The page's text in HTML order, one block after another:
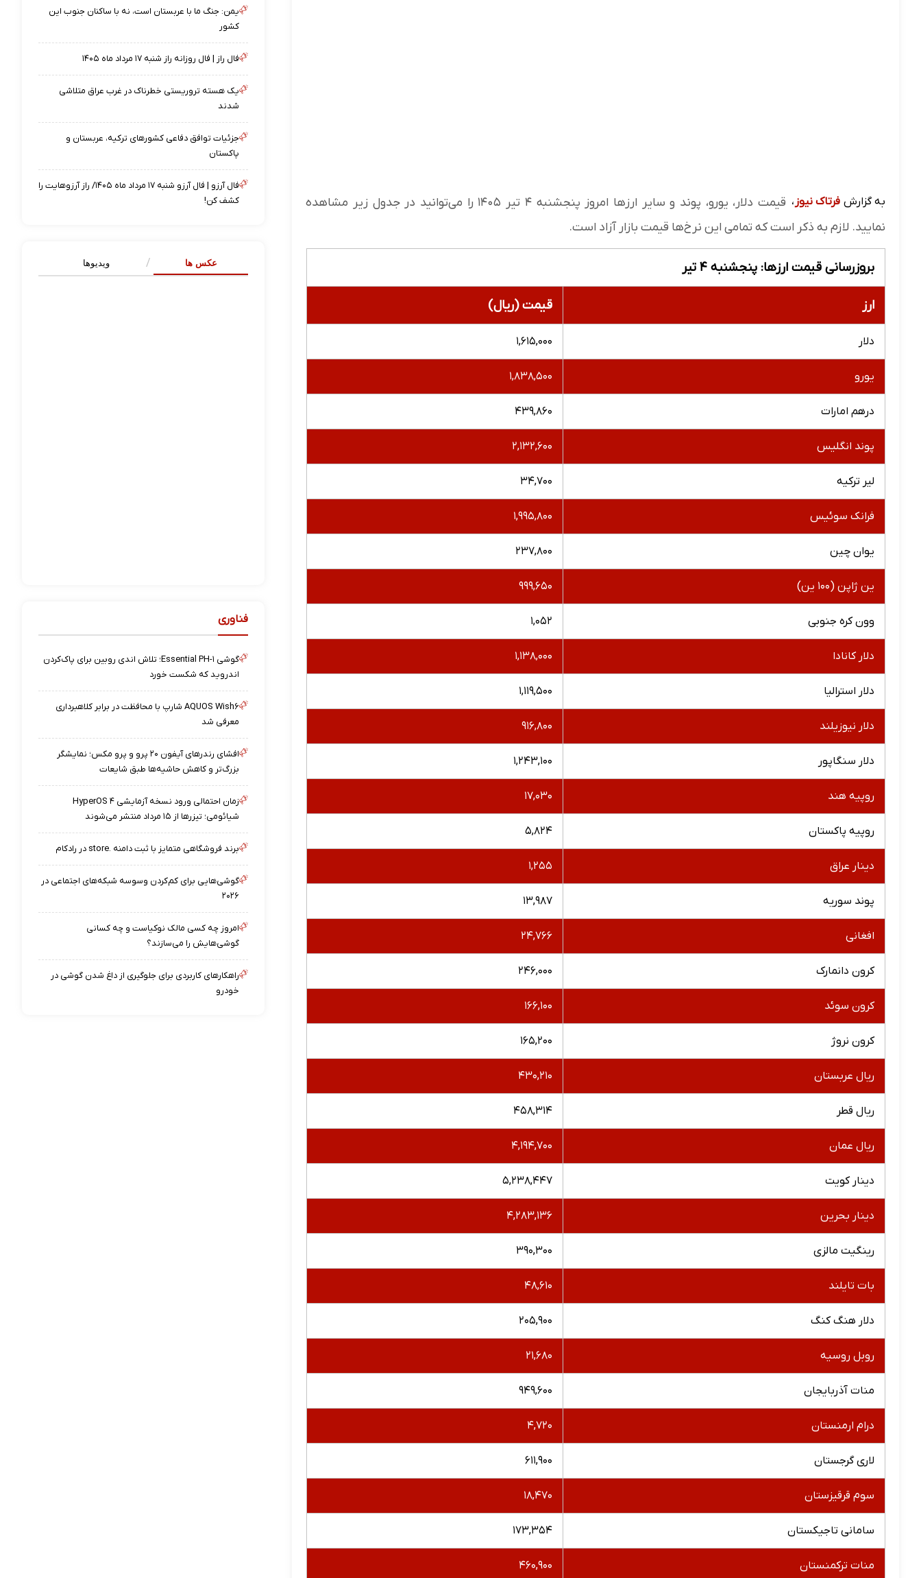
به گزارش فرتاک نیوز ،
قیمت دلار، یورو، پوند و سایر ارزها امروز پنجشنبه ۴ تیر ۱۴۰۵ را می‌توانید در جدول زیر مشاهده
نمایید. لازم به ذکر است که تمامی این نرخ‌ها قیمت بازار آزاد است.
بروزرسانی قیمت ارزها: پنجشنبه ۴ تیر
ارز قیمت (ریال)
دلار ۱,۶۱۵,۰۰۰
یورو ۱,۸۳۸,۵۰۰
درهم امارات ۴۳۹,۸۶۰
پوند انگلیس ۲,۱۳۲,۶۰۰
لیر ترکیه ۳۴,۷۰۰
فرانک سوئیس ۱,۹۹۵,۸۰۰
یوان چین ۲۳۷,۸۰۰
ین ژاپن (۱۰۰ ین) ۹۹۹,۶۵۰
وون کره جنوبی ۱,۰۵۲
دلار کانادا ۱,۱۳۸,۰۰۰
دلار استرالیا ۱,۱۱۹,۵۰۰
دلار نیوزیلند ۹۱۶,۸۰۰
دلار سنگاپور ۱,۲۴۳,۱۰۰
روپیه هند ۱۷,۰۳۰
روپیه پاکستان ۵,۸۲۴
دینار عراق ۱,۲۵۵
پوند سوریه ۱۳,۹۸۷
افغانی ۲۴,۷۶۶
کرون دانمارک ۲۴۶,۰۰۰
کرون سوئد ۱۶۶,۱۰۰
کرون نروژ ۱۶۵,۲۰۰
ریال عربستان ۴۳۰,۲۱۰
ریال قطر ۴۵۸,۳۱۴
ریال عمان ۴,۱۹۴,۷۰۰
دینار کویت ۵,۲۳۸,۴۴۷
دینار بحرین ۴,۲۸۳,۱۳۶
رینگیت مالزی ۳۹۰,۳۰۰
بات تایلند ۴۸,۶۱۰
دلار هنگ کنگ ۲۰۵,۹۰۰
روبل روسیه ۲۱,۶۸۰
منات آذربایجان ۹۴۹,۶۰۰
درام ارمنستان ۴,۷۲۰
لاری گرجستان ۶۱۱,۹۰۰
سوم قرقیزستان ۱۸,۴۷۰
سامانی تاجیکستان ۱۷۳,۳۵۴
منات ترکمنستان ۴۶۰,۹۰۰
یمن: جنگ ما با عربستان است، نه با ساکنان جنوب این
کشور
فال راز | فال روزانه راز شنبه ۱۷ مرداد ماه ۱۴۰۵
یک هسته تروریستی خطرناک در غرب عراق متلاشی
شدند
جزئیات توافق دفاعی کشورهای ترکیه، عربستان و
پاکستان
فال آرزو | فال آرزو شنبه ۱۷ مرداد ماه ۱۴۰۵/ راز آرزوهایت را
کشف کن!
عکس ها ویدیوها
فناوری
گوشی Essential PH-۱؛ تلاش اندی روبین برای پاک‌کردن
اندروید که شکست خورد
AQUOS Wish۶ شارپ با محافظت در برابر کلاهبرداری
معرفی شد
افشای رندرهای آیفون ۲۰ پرو و پرو مکس؛ نمایشگر
بزرگ‌تر و کاهش حاشیه‌ها طبق شایعات
زمان احتمالی ورود نسخه آزمایشی HyperOS ۴
شیائومی؛ تیزرها از ۱۵ مرداد منتشر می‌شوند
برند فروشگاهی متمایز با ثبت دامنه .store در رادکام
گوشی‌هایی برای کم‌کردن وسوسه شبکه‌های اجتماعی در
۲۰۲۶
امروز چه کسی مالک نوکیاست و چه کسانی
گوشی‌هایش را می‌سازند؟
راهکارهای کاربردی برای جلوگیری از داغ شدن گوشی در
خودرو